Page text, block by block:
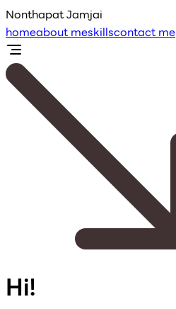
Nonthapat Jamjai
homeabout meskillscontact me
Hi!